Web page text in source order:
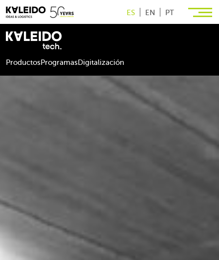
ES EN PT
Productos Programas Digitalización